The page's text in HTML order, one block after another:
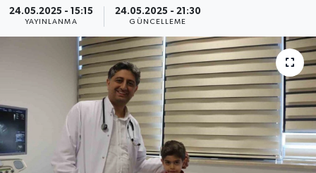
24.05.2025 - 15:15
YAYINLANMA
24.05.2025 - 21:30
GÜNCELLEME